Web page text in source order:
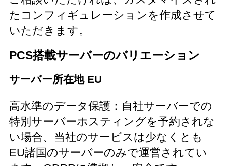
たコンフィギュレーションを作成させて
いただきます。
PCS搭載サーバーのバリエーション
サーバー所在地 EU
高水準のデータ保護：自社サーバーでの
特別サーバーホスティングを予約されな
い場合、当社のサービスは少なくとも
EU諸国のサーバーのみで運営されてい